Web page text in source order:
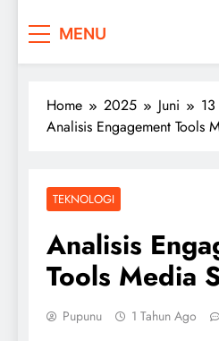
MENU
Home 2025 Juni
13
Analisis Engagement Tools
TEKNOLOGI
Analisis
Tools Media
Pupunu 1 Tahun Ago